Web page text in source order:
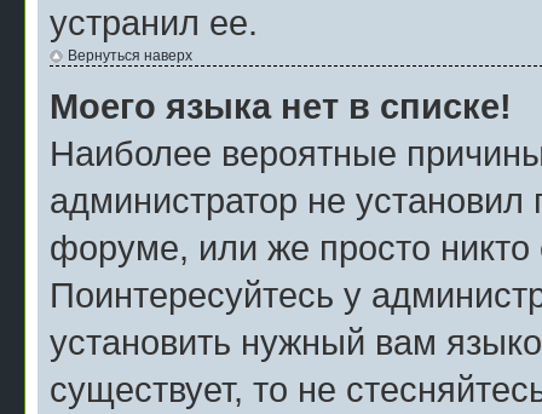
устранил ее.
Вернуться наверх
Моего языка нет в списке!
Наиболее вероятные
администратор не
форуме, или же просто
Поинтересуйтесь у
установить нужный вам
существует, то не